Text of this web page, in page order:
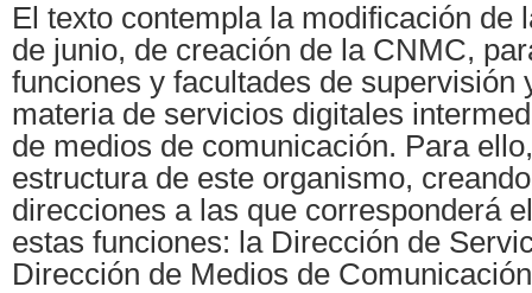
El texto contempla la modificación de
de junio, de creación de la CNMC,
funciones y facultades de supervisión
materia de servicios digitales
de medios de comunicación. Para
estructura de este organismo,
direcciones a las que corresponderá
estas funciones: la Dirección de
Dirección de Medios de